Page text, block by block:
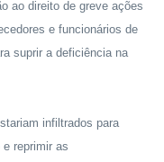
ao direito de greve ações
e funcionários de
suprir a deficiência na
infiltrados para
reprimir as